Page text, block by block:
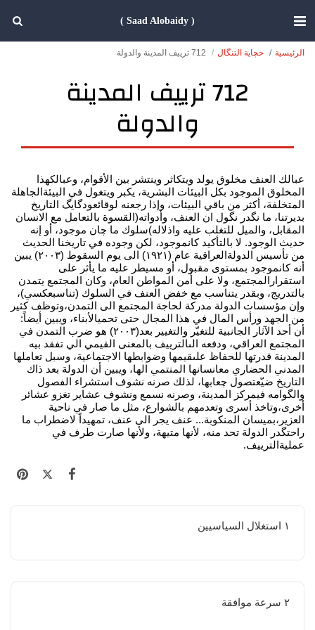
( Saad Alobaidy )
الرئيسية حچاية التنگال 712 ترييف المدينة والدولة
712 ترييف المدينة
والدولة
عبالك العنف مخلوق يولد ويتكاثر وينتشر بين الأقوام، وعبالكهذا
المخلوق الموجود بكل البيئات البشرية، يكبر ويتغول في البيئةالجاهلة
المتخلفة، أكثر من باقي البيئات، وإذا رجعنه لوقائعودگايگ التاريخ
بديرتنا، ما نگدر نگول ان العنف، وأدواته(القسوة بالتعامل مع الانسان
المقابل، والميل للتغلب عليه واذلاله)سلوك ما چان موجود، أو إنه
حديث الوجود. لا بالتأكيد كانموجود، لكن وجوده في تاريخنا الحديث
من تأسيس الدولةالعراقية عام (١٩٢١) الى يوم السقوط (٢٠٠٣) يبين
أنه كانموجود بمستوى مقبول، أو مسيطر عليه ما يأثر على
استقرارالمجتمع، ولا على أمن المواطن العام، وكان المجتمع يتمدن
بالتدريج، وبقدر يتناسب مع خفض العنف في السلوك (تناسبعكسي)،
وإن مؤسسات الدولة مدركة لحاجة المجتمع الى التمدن،وتوظف كثير
من الجهد ورأس المال في هذا المجال حتى تحميالأبناء، ويبين أيضاً:
أن أحد الآثار الجانبية للتغيّر والتغيير بعد(٢٠٠٣) هو ضرب التمدن في
المجتمع العراقي، ودفعه الىالترييف بالمعنى القيمي الي تفقد بيه
المدينة قدرتها للحفاظ علىقيمها وضوابطها الاجتماعية، وسبل تعاملها
المدني الحضاري معانسانها المنتمي الها، ويبين أن الدولة بعد ذاك
التاريخ ضيّعتصول چعابها، لذلك صرنه نشوف استشراء الفصول
والگوامه فيمركز المدينة، وصرنه نسمع ونشوف عشاير تغزو عشائر
أخرى،وتاخذ أسرى وتعدمهم بالشوارع، مثل ما صار في ناحية
العزير،بميسان المنكوبة... عنف يجر الى عنف، تمهيداً لاضطراب ما
راحتگدر الدولة تحد منه، لأنها متيهة، ولأنها صارت طرف في
عمليةالترييف.
١ استغلال السياسيين
٢ سرعة موافقة